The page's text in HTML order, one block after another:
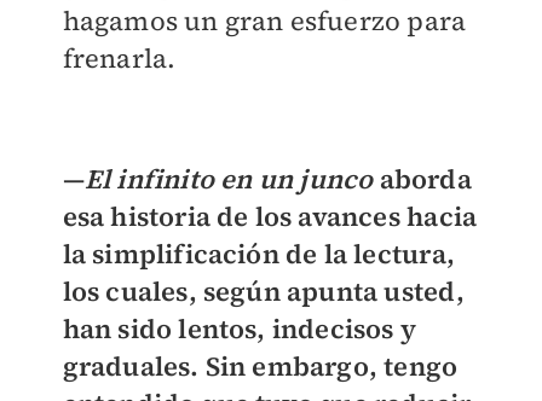
hagamos un gran esfuerzo para
frenarla.
—El infinito en un juncoaborda
esa historia de los avances hacia
la simplificación de la lectura,
los cuales, según apunta usted,
han sido lentos, indecisos y
graduales. Sin embargo, tengo